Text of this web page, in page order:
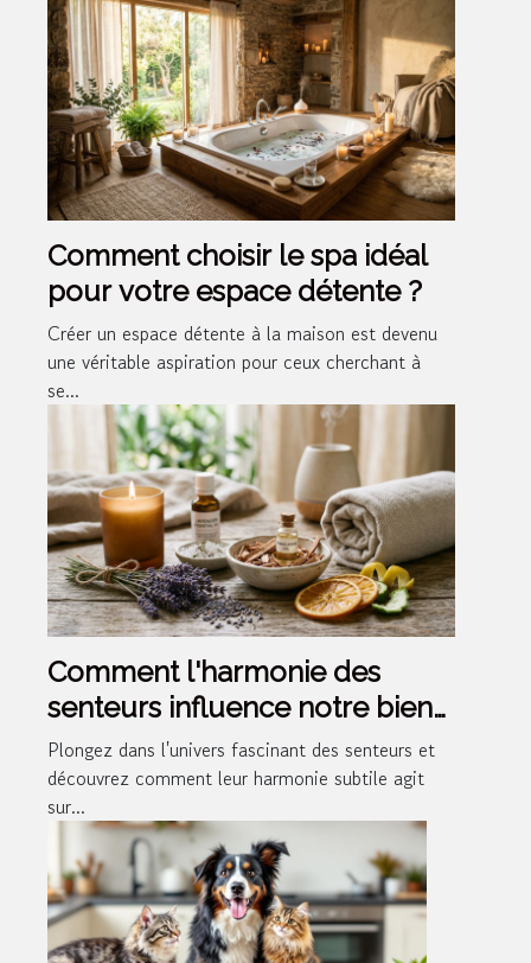
Comment choisir le spa idéal
pour votre espace détente ?
Créer un espace détente à la maison est devenu
une véritable aspiration pour ceux cherchant à
se...
Comment l'harmonie des
senteurs influence notre bien-
être ?
Plongez dans l'univers fascinant des senteurs et
découvrez comment leur harmonie subtile agit
sur...